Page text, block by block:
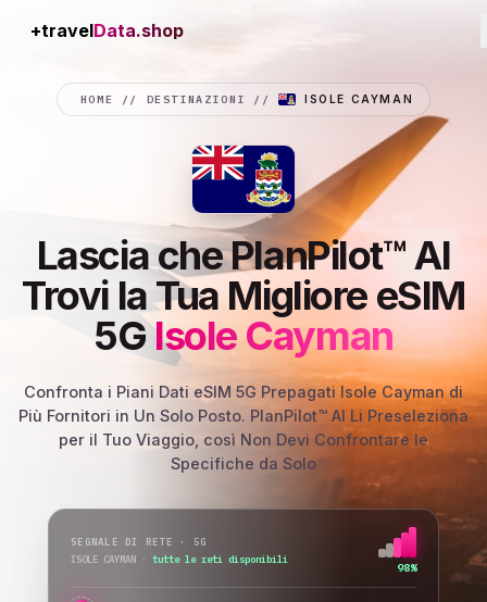
+travelConnection
HOME // DESTINAZIONI // ISOLE CAYMAN
Lascia che PlanPilot™ AI
Trovi la Tua Migliore eSIM
5GIsole Cayman
Confronta i Piani Dati eSIM 5G Prepagati Isole Cayman di
Più Fornitori in Un Solo Posto. PlanPilot™ AI Li Preseleziona
per il Tuo Viaggio, così Non Devi Confrontare le
Specifiche da Solo
SEGNALE DI RETE · 5G
ISOLE CAYMAN · cambio rete...
76%